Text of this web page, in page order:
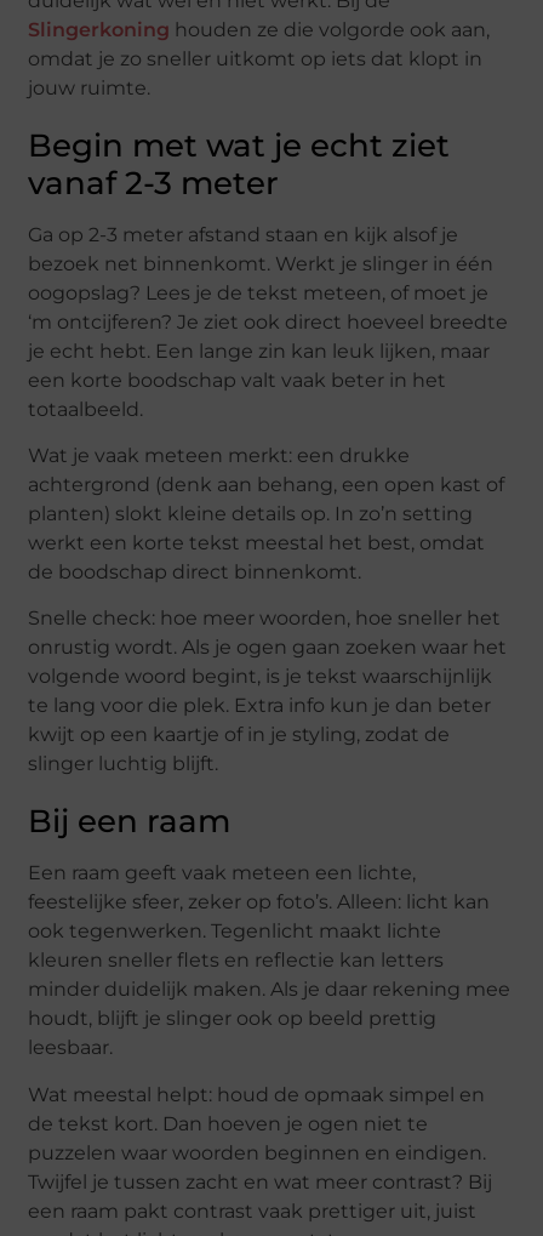
Slingerkoning houden ze die volgorde ook aan,
omdat je zo sneller uitkomt op iets dat klopt in
jouw ruimte.
Begin met wat je echt ziet
vanaf 2-3 meter
Ga op 2-3 meter afstand staan en kijk alsof je
bezoek net binnenkomt. Werkt je slinger in één
oogopslag? Lees je de tekst meteen, of moet je
‘m ontcijferen? Je ziet ook direct hoeveel breedte
je echt hebt. Een lange zin kan leuk lijken, maar
een korte boodschap valt vaak beter in het
totaalbeeld.
Wat je vaak meteen merkt: een drukke
achtergrond (denk aan behang, een open kast of
planten) slokt kleine details op. In zo’n setting
werkt een korte tekst meestal het best, omdat
de boodschap direct binnenkomt.
Snelle check: hoe meer woorden, hoe sneller het
onrustig wordt. Als je ogen gaan zoeken waar het
volgende woord begint, is je tekst waarschijnlijk
te lang voor die plek. Extra info kun je dan beter
kwijt op een kaartje of in je styling, zodat de
slinger luchtig blijft.
Bij een raam
Een raam geeft vaak meteen een lichte,
feestelijke sfeer, zeker op foto’s. Alleen: licht kan
ook tegenwerken. Tegenlicht maakt lichte
kleuren sneller flets en reflectie kan letters
minder duidelijk maken. Als je daar rekening mee
houdt, blijft je slinger ook op beeld prettig
leesbaar.
Wat meestal helpt: houd de opmaak simpel en
de tekst kort. Dan hoeven je ogen niet te
puzzelen waar woorden beginnen en eindigen.
Twijfel je tussen zacht en wat meer contrast? Bij
een raam pakt contrast vaak prettiger uit, juist